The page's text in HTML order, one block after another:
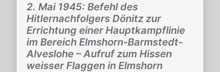
2. Mai 1945: Befehl des
Hitlernachfolgers Dönitz zur
Errichtung einer Hauptkampflinie
im Bereich Elmshorn-Barmstedt-
Alveslohe – Aufruf zum Hissen
weisser Flaggen in Elmshorn